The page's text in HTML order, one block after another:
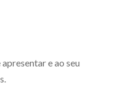
e ao seu